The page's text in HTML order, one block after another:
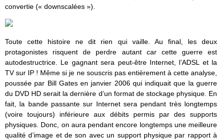
convertie (« downscalées »).
Toute cette histoire ne dit rien qui vaille. Au final, les deux
protagonistes risquent de perdre autant car cette guerre est
autodestructrice. Le gagnant sera peut-être Internet, l’ADSL et la
TV sur IP ! Même si je ne souscris pas entièrement à cette analyse,
poussée par Bill Gates en janvier 2006 qui indiquait que la guerre
du DVD HD serait la dernière d’un format de stockage physique. En
fait, la bande passante sur Internet sera pendant très longtemps
(voire toujours) inférieure aux débits permis par des supports
physiques. Donc, on aura pendant encore longtemps une meilleure
qualité d’image et de son avec un support physique par rapport à